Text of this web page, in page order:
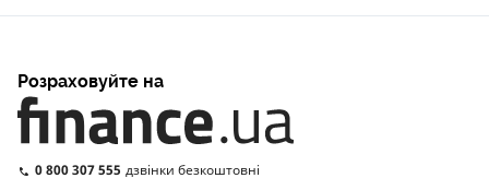
Розраховуйте на
0 800 307 555 дзвінки безкоштовні